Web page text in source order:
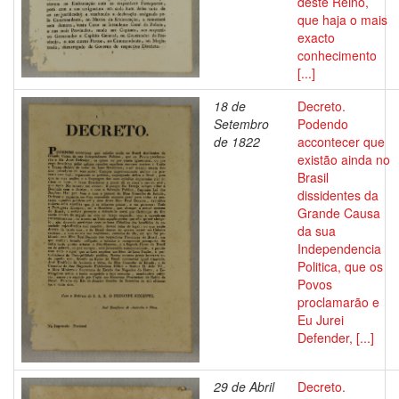
que haja o mais
exacto
conhecimento
[...]
18 de
Setembro
de 1822
Decreto.
Podendo
accontecer que
existão ainda no
Brasil
dissidentes da
Grande Causa
da sua
Independencia
Politica, que os
Povos
proclamarão e
Eu Jurei
Defender, [...]
29 de Abril
Decreto.